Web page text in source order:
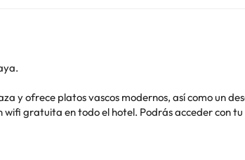
y ofrece platos vascos modernos, así como un
gratuita en todo el hotel. Podrás acceder con